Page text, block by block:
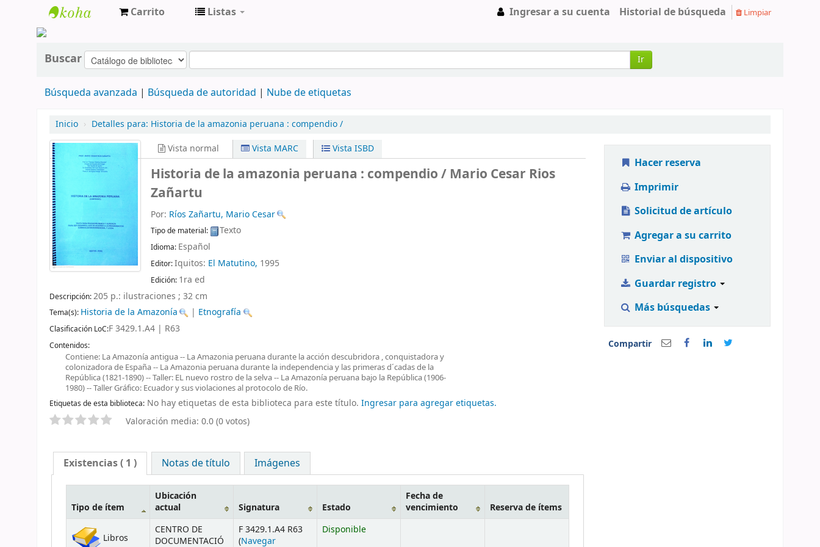
Carrito Listas Ingresar a su cuenta Historial de búsqueda Limpiar
Buscar Ir
Búsqueda avanzada Búsqueda de autoridad Nube de etiquetas
Inicio › Detalles para: Historia de la amazonia peruana : compendio /
Vista normal
Vista MARC Vista ISBD
Historia de la amazonia peruana : compendio / Mario Cesar Rios
Zañartu
Por: Ríos Zañartu, Mario Cesar
Tipo de material: Texto
Idioma: Español
Editor:Iquitos: El Matutino, 1995
Edición: 1ra ed
Descripción:205 p.: ilustraciones ; 32 cm
Tema(s): Historia de la Amazonía | Etnografía
Clasificación LoC:F 3429.1.A4 | R63
Contenidos:
Contiene: La Amazonía antigua -- La Amazonia peruana durante la acción descubridora , conquistadora y
colonizadora de España -- La Amazonia peruana durante la independencia y las primeras d´cadas de la
República (1821-1890) -- Taller: EL nuevo rostro de la selva -- La Amazonía peruana bajo la República (1906-
1980) -- Taller Gráfico: Ecuador y sus violaciones al protocolo de Río.
Etiquetas de esta biblioteca: No hay etiquetas de esta biblioteca para este título. Ingresar para agregar etiquetas.
Valoración media: 0.0 (0 votos)
Existencias( 1 ) Notas de título Imágenes
Tipo de ítem
Ubicación
actual
Signatura Estado
Fecha de
vencimiento
Reserva de ítems
Libros
CENTRO DE
DOCUMENTACIÓ
F 3429.1.A4 R63
(Navegar
Disponible
Hacer reserva
Imprimir
Solicitud de artículo
Agregar a su carrito
Enviar al dispositivo
Guardar registro
Más búsquedas
Compartir